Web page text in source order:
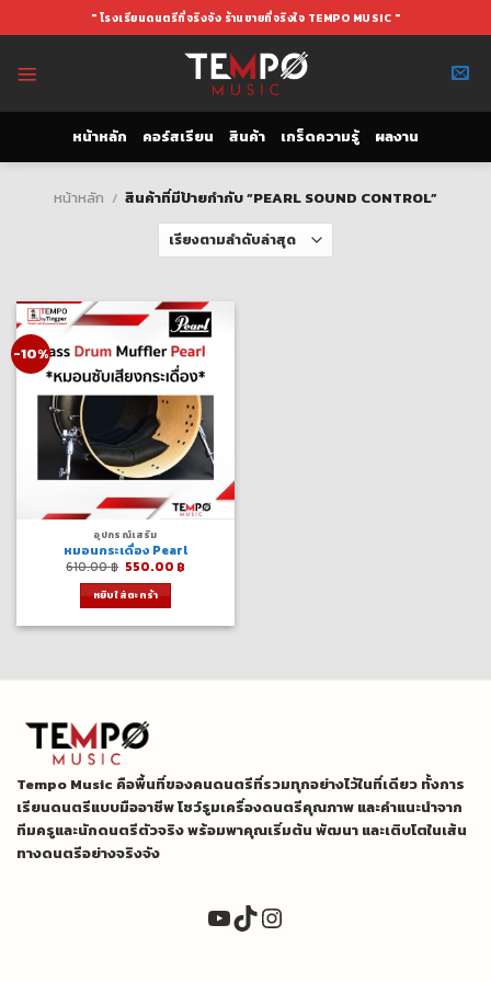
to
" โรงเรียนดนตรีที่จริงจัง ร้านขายที่จริงใจ TEMPO MUSIC "
หน้าหลัก คอร์สเรียน สินค้า เกร็ดความรู้ ผลงาน
หน้าหลัก / สินค้าที่มีป้ายกำกับ “PEARL SOUND CONTROL”
-10%
อุปกรณ์เสริม
หมอนกระเดื่อง Pearl
610.00฿ Original
was:
610.00 ฿.
550.00 ฿Current
หยิบใส่ตะกร้า
Tempo Music คือพื้นที่ของคนดนตรีที่รวมทุกอย่างไว้ในที่เดียว ทั้งการ
เรียนดนตรีแบบมืออาชีพ โชว์รูมเครื่องดนตรีคุณภาพ และคำแนะนำจาก
ทีมครูและนักดนตรีตัวจริง พร้อมพาคุณเริ่มต้น พัฒนา และเติบโตในเส้น
ทางดนตรีอย่างจริงจัง
YouTube
TikTok
Instagram